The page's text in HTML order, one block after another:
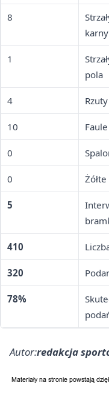
8
1
pola
4
10 Faule
0
0
5
410
320
78%
Autor:redakcja